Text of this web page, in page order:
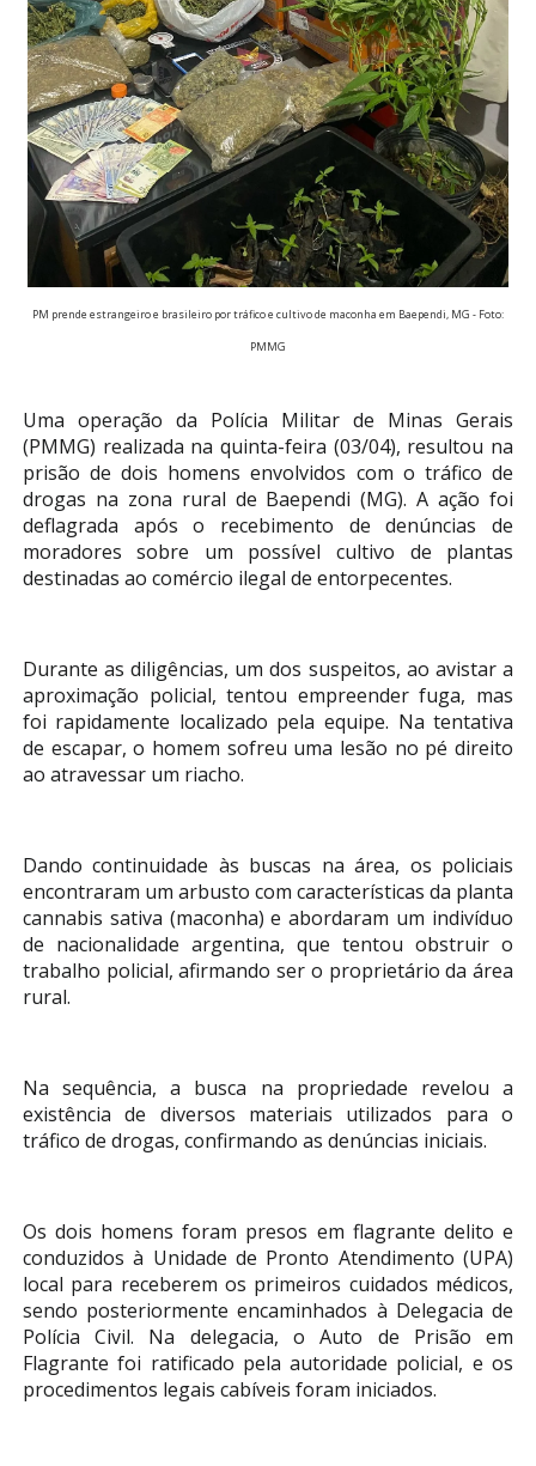
PM prende estrangeiro e brasileiro por tráfico e cultivo de maconha em Baependi, MG - Foto:
PMMG
Uma operação da Polícia Militar de Minas Gerais
(PMMG) realizada na quinta-feira (03/04), resultou na
prisão de dois homens envolvidos com o tráfico de
drogas na zona rural de Baependi (MG). A ação foi
deflagrada após o recebimento de denúncias de
moradores sobre um possível cultivo de plantas
destinadas ao comércio ilegal de entorpecentes.
Durante as diligências, um dos suspeitos, ao avistar a
aproximação policial, tentou empreender fuga, mas
foi rapidamente localizado pela equipe. Na tentativa
de escapar, o homem sofreu uma lesão no pé direito
ao atravessar um riacho.
Dando continuidade às buscas na área, os policiais
encontraram um arbusto com características da planta
cannabis sativa (maconha) e abordaram um indivíduo
de nacionalidade argentina, que tentou obstruir o
trabalho policial, afirmando ser o proprietário da área
rural.
Na sequência, a busca na propriedade revelou a
existência de diversos materiais utilizados para o
tráfico de drogas, confirmando as denúncias iniciais.
Os dois homens foram presos em flagrante delito e
conduzidos à Unidade de Pronto Atendimento (UPA)
local para receberem os primeiros cuidados médicos,
sendo posteriormente encaminhados à Delegacia de
Polícia Civil. Na delegacia, o Auto de Prisão em
Flagrante foi ratificado pela autoridade policial, e os
procedimentos legais cabíveis foram iniciados.